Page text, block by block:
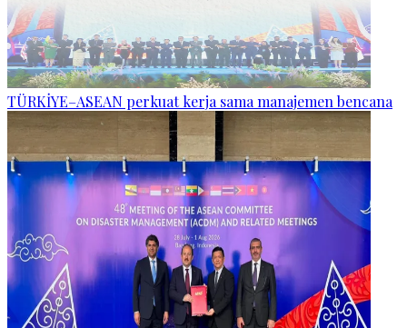
TÜRKİYE–ASEAN perkuat kerja sama manajemen bencana